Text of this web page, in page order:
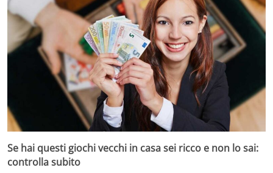
Se hai questi giochi vecchi in casa sei ricco e non lo sai:
controlla subito